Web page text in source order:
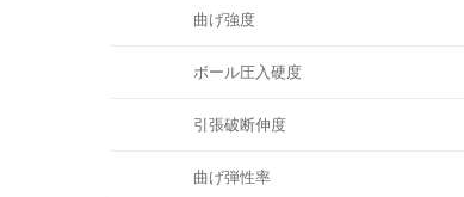
曲げ強度
ボール圧入硬度
引張破断伸度
曲げ弾性率